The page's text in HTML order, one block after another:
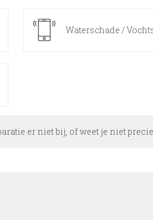
Waterschade /
er niet bij, of weet je niet